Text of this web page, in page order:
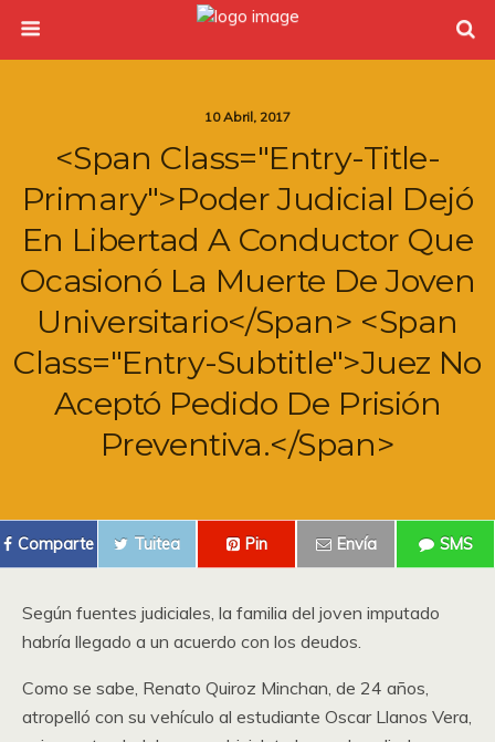
10 Abril, 2017
<span Class="entry-Title-
Primary">Poder Judicial Dejó
En Libertad A Conductor Que
Ocasionó La Muerte De Joven
Universitario</span> <span
Class="entry-Subtitle">Juez No
Aceptó Pedido De Prisión
Preventiva.</span>
Comparte Tuitea Pin Envía SMS
Según fuentes judiciales, la familia del joven imputado
habría llegado a un acuerdo con los deudos.
Como se sabe, Renato Quiroz Minchan, de 24 años,
atropelló con su vehículo al estudiante Oscar Llanos Vera,